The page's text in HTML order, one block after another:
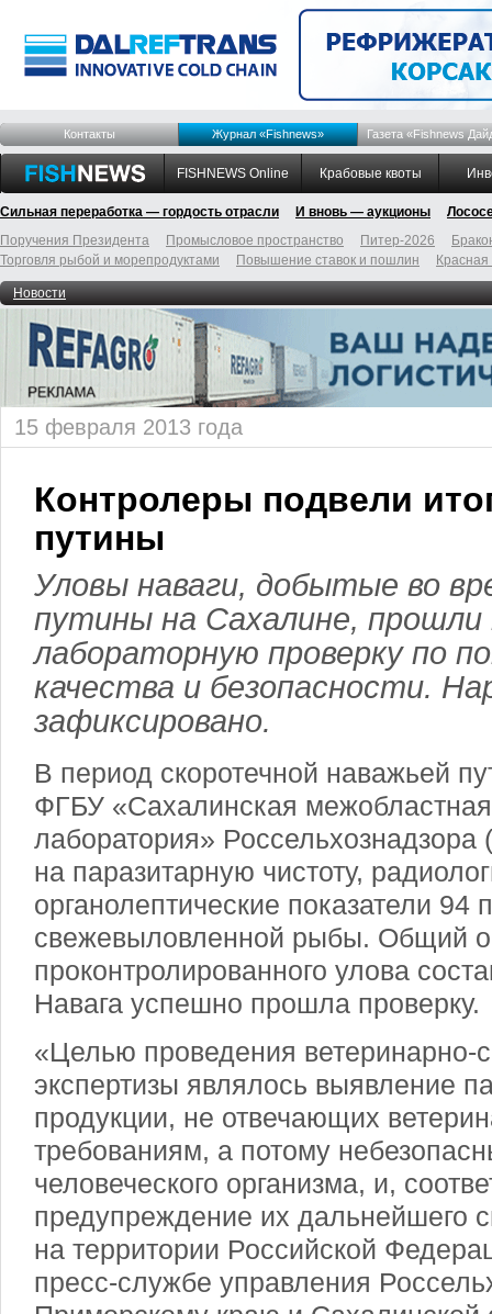
Контакты Журнал «Fishnews» Газета «Fishnews
FISHNEWS Online Крабовые квоты
Сильная переработка — гордость отрасли И вновь — аукционы
Поручения Президента
Промысловое пространство Питер-2026
Торговля рыбой и морепродуктами
Повышение ставок и пошлин
Новости
15 февраля 2013 года
Контролеры подвели
путины
Уловы наваги, добытые во
путины на Сахалине,
лабораторную проверку по
качества и безопасности.
зафиксировано.
В период скоротечной наважьей
ФГБУ «Сахалинская
лаборатория»
на паразитарную чистоту,
органолептические показатели 94
свежевыловленной рыбы. Общий
проконтролированного улова
Навага успешно прошла проверку.
«Целью проведения ветеринарно-
экспертизы являлось выявление
продукции, не отвечающих
требованиям, а потому
человеческого организма, и,
предупреждение их дальнейшего
на территории Российской
пресс-службе управления